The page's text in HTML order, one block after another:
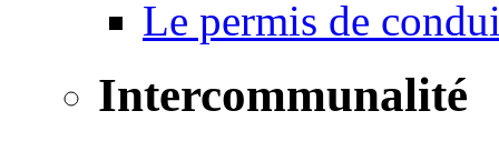
Le permis de
Intercommunalité